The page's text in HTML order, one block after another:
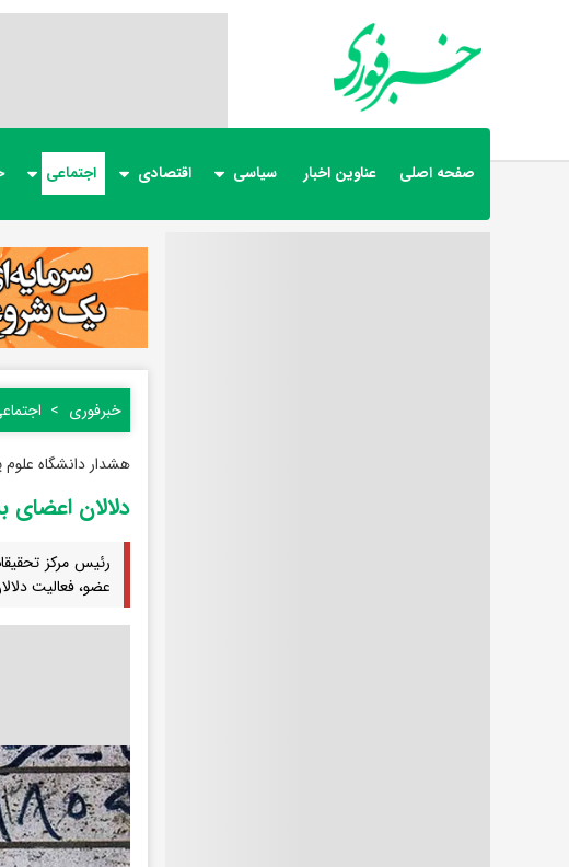
صفحه اصلی عناوین اخبار سیاسی اقتصادی اجتماعی
خبرفوری
هشدار دانشگاه علوم
دلالان
رئیس مرکز
عضو، فعالیت